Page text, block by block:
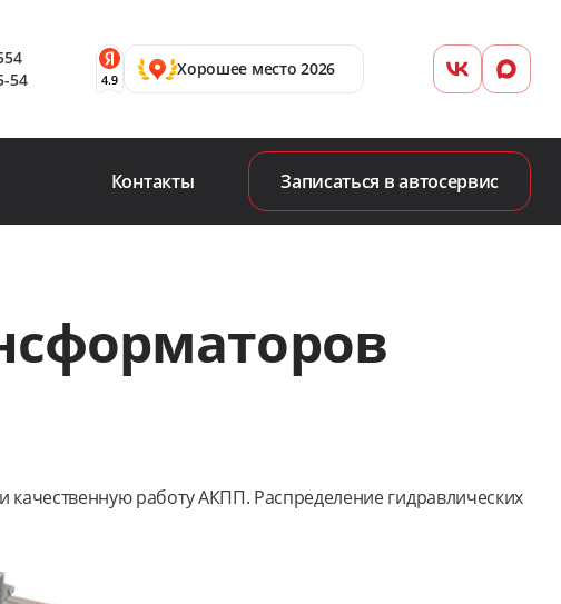
54
Хорошее место 2026
Контакты Записаться в автосервис
работу АКПП. Распределение гидравлических